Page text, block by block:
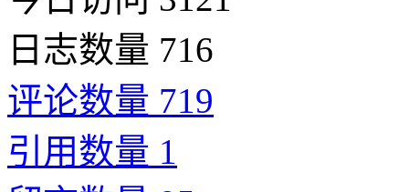
日志数量 716
评论数量 719
引用数量 1